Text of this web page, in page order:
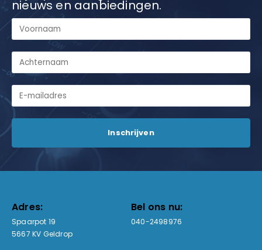
nieuws en aanbiedingen.
Adres:
Spaarpot 19
5667 KV Geldrop
Bel ons nu:
040-2498976